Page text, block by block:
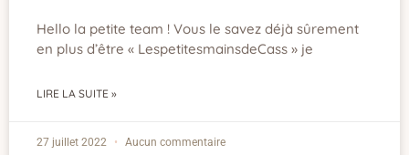
Hello la petite team ! Vous le savez déjà sûrement
en plus d’être « LespetitesmainsdeCass » je
LIRE LA SUITE »
27 juillet 2022 Aucun commentaire